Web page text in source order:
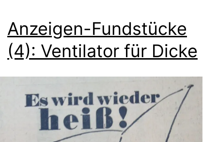
Anzeigen-Fundstücke
(4): Ventilator für Dicke